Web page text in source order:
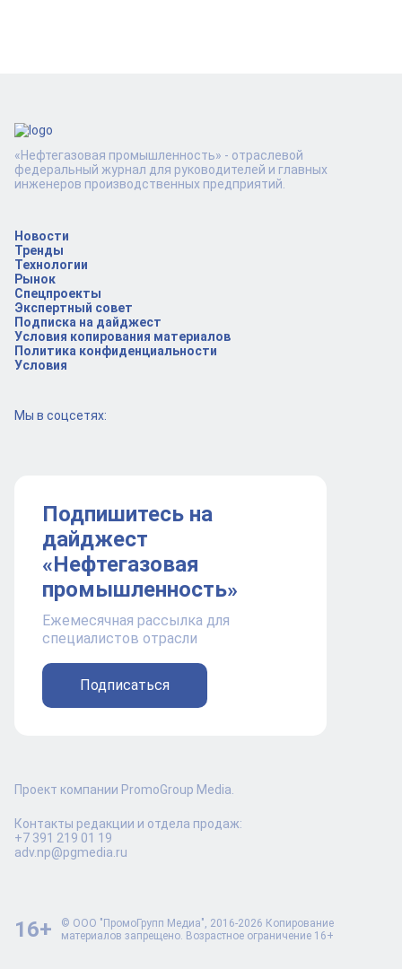
Новости
Тренды
Технологии
Рынок
Спецпроекты
Экспертный совет
Подписка на дайджест
Условия копирования материалов
Политика конфиденциальности
Условия
Мы в соцсетях:
Подпишитесь на
дайджест
«Нефтегазовая
промышленность»
Ежемесячная рассылка для
специалистов отрасли
Подписаться
«Нефтегазовая промышленность» - отраслевой
федеральный журнал для руководителей и главных
инженеров производственных предприятий.
Проект компании PromoGroup Media.
Контакты редакции и отдела продаж:
+7 391 219 01 19
adv.np@pgmedia.ru
© ООО "ПромоГрупп Медиа", 2016-2026 Копирование
материалов запрещено. Возрастное ограничение 16+
16+